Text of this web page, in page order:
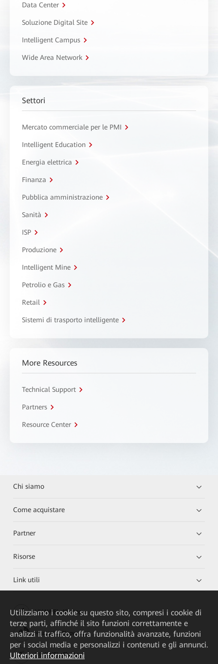
Data Center
Soluzione Digital Site
Intelligent Campus
Wide Area Network
Settori
Mercato commerciale per le PMI
Intelligent Education
Energia elettrica
Finanza
Pubblica amministrazione
Sanità
ISP
Produzione
Intelligent Mine
Petrolio e Gas
Retail
Sistemi di trasporto intelligente
More Resources
Technical Support
Partners
Resource Center
Chi siamo
Come acquistare
Partner
Risorse
Link utili
HUAWEI eKit App
Huawei HiKnow App
HUAWEI eFly App
Utilizziamo i cookie su questo sito, compresi i cookie di
terze parti, affinché il sito funzioni correttamente e
analizzi il traffico, offra funzionalità avanzate, funzioni
per i social media e personalizzi i contenuti e gli annunci.
Ulteriori informazioni